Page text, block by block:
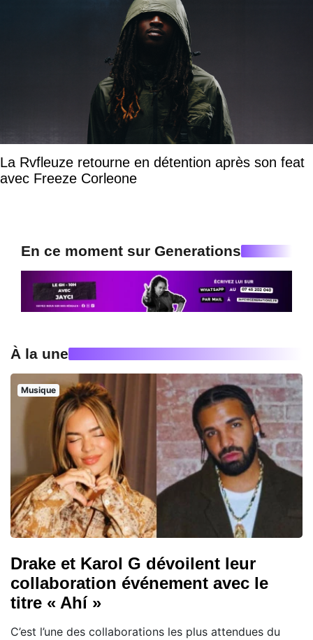
La Rvfleuze retourne en détention après son feat
avec Freeze Corleone
En ce moment sur Generations
À la une
Musique
Drake et Karol G dévoilent leur
collaboration événement avec le
titre « Ahí »
C’est l’une des collaborations les plus attendues du